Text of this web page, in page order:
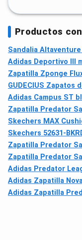
Productos
Sandalia
Adidas Deportivo III
Zapatilla Zponge
GUDECIUS
Adidas Campus ST
Zapatilla Predator
Skechers MAX
Skechers 52631-
Zapatilla Predator
Zapatilla Predator
Adidas Predator
Adidas Zapatilla
Adidas Zapatilla